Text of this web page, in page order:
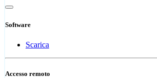
Software
Scarica
Accesso remoto